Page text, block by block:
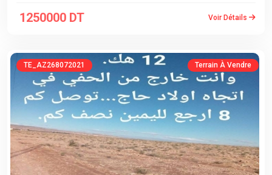
1250000 DT Voir Détails
TE_AZ268072021 Terrain À Vendre